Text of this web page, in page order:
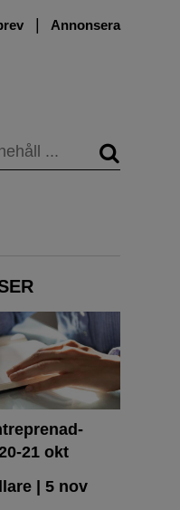
Annonsera
20-21 okt
| 5 nov